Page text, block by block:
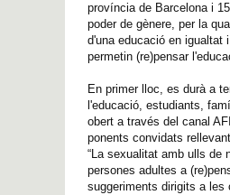
província de Barcelona i
poder de gènere, per la
d'una educació en igualtat
permetin (re)pensar
En primer lloc, es durà a
l'educació, estudiants,
obert a través del canal
ponents convidats
“La sexualitat amb ulls de
persones adultes a
suggeriments dirigits a les